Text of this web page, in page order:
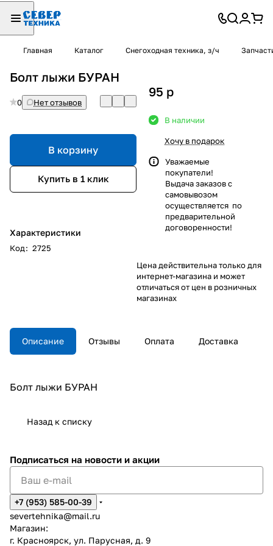
Главная Каталог Снегоходная техника, з/ч
Болт лыжи БУРАН
0 Нет отзывов
В корзину
Купить в 1 клик
Характеристики
Код: 2725
95 p
В наличии
Хочу в подарок
Уважаемые
покупатели!
Выдача заказов с
самовывозом
осуществляется по
предварительной
договоренности!
Цена действительна только для
интернет-магазина и может
отличаться от цен в розничных
магазинах
Описание Отзывы Оплата Доставка
Болт лыжи БУРАН
Назад к списку
Подписаться на новости и акции
+7 (953) 585-00-39
severtehnika@mail.ru
Магазин:
г. Красноярск, ул. Парусная, д. 9